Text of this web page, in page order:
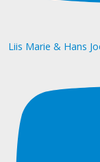
Liis Marie & Hans